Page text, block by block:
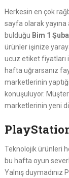
Herkesin en çok
sayfa olarak yayına
bulduğu Bim 1
ürünler işinize
ucuz etiket fiyatları
hafta uğrarsanız
marketlerinin
konuşuluyor.
marketlerinin yeni
Teknolojik ürünleri
bu hafta oyun
Yalnış